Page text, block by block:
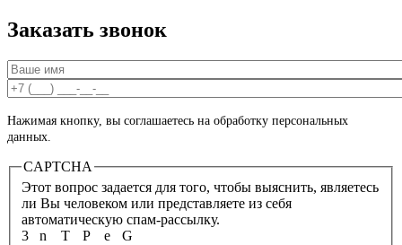
Заказать звонок
Ваше имя
Ваш номер телефона
Нажимая кнопку, вы соглашаетесь на обработку персональных
данных.
CAPTCHA
Этот вопрос задается для того, чтобы выяснить, являетесь
ли Вы человеком или представляете из себя
автоматическую спам-рассылку.
3
n T P e
G